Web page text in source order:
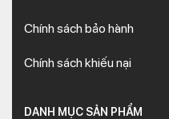
Chính sách bảo hành
Chính sách khiếu nại
DANH MỤC SẢN PHẨM